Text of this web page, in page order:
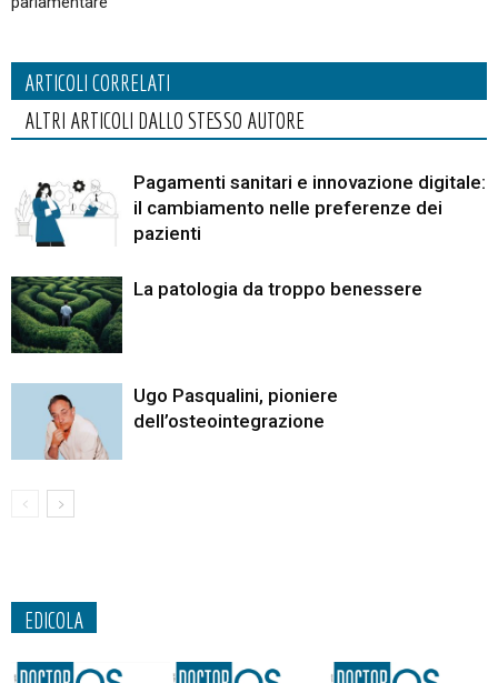
ARTICOLI CORRELATI
ALTRI ARTICOLI DALLO STESSO AUTORE
Pagamenti sanitari e innovazione digitale:
il cambiamento nelle preferenze dei
pazienti
La patologia da troppo benessere
Ugo Pasqualini, pioniere
dell’osteointegrazione
EDICOLA